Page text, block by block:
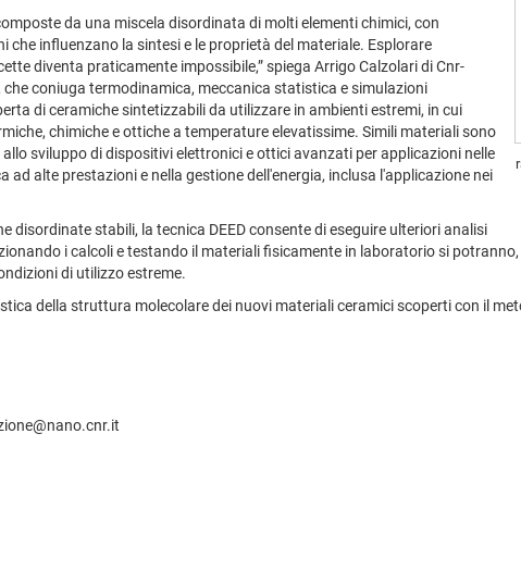
da una miscela disordinata di molti elementi chimici, con
influenzano la sintesi e le proprietà del materiale. Esplorare
diventa praticamente impossibile,” spiega Arrigo Calzolari di Cnr-
coniuga termodinamica, meccanica statistica e simulazioni
di ceramiche sintetizzabili da utilizzare in ambienti estremi, in cui
chimiche e ottiche a temperature elevatissime. Simili materiali sono
sviluppo di dispositivi elettronici e ottici avanzati per applicazioni nelle
alte prestazioni e nella gestione dell'energia, inclusa l'applicazione nei
disordinate stabili, la tecnica DEED consente di eseguire ulteriori analisi
i calcoli e testando il materiali fisicamente in laboratorio si
di utilizzo estreme.
della struttura molecolare dei nuovi materiali ceramici scoperti con il